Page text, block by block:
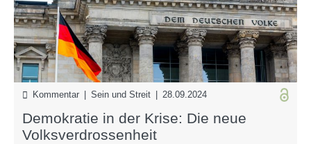
Kommentar | Sein und Streit | 28.09.2024
Demokratie in der Krise: Die neue
Volksverdrossenheit